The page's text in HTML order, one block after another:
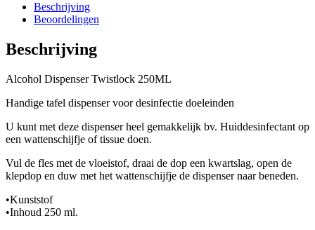
Beschrijving
Beoordelingen
Beschrijving
Alcohol Dispenser Twistlock 250ML
Handige tafel dispenser voor desinfectie doeleinden
U kunt met deze dispenser heel gemakkelijk bv. Huiddesinfectant op
een wattenschijfje of tissue doen.
Vul de fles met de vloeistof, draai de dop een kwartslag, open de
klepdop en duw met het wattenschijfje de dispenser naar beneden.
•Kunststof
•Inhoud 250 ml.